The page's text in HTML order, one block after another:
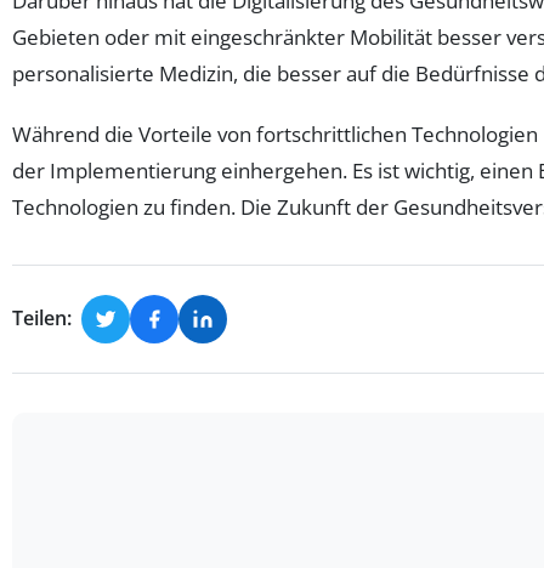
Gebieten oder mit eingeschränkter Mobilität besser
personalisierte Medizin, die besser auf die Bedürfnisse
Während die Vorteile von fortschrittlichen
der Implementierung einhergehen. Es ist wichtig, einen
Technologien zu finden. Die Zukunft der
Teilen: